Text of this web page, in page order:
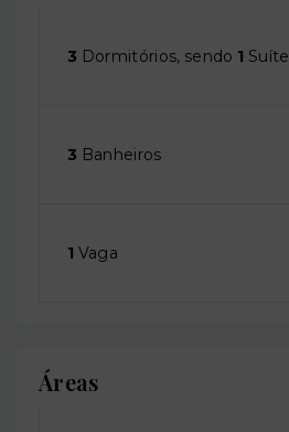
3 Dormitórios, sendo 1 Suíte
3 Banheiros
1 Vaga
Áreas